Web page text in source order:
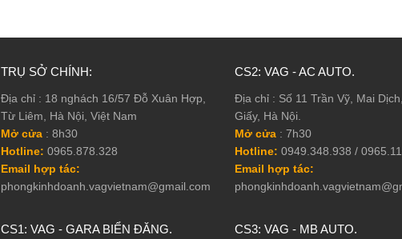
TRỤ SỞ CHÍNH:
Địa chỉ : 18 nghách 16/57 Đỗ Xuân Hợp,
Từ Liêm, Hà Nội, Việt Nam
Mở cửa: 8h30
Hotline: 0965.878.328
Email hợp tác:
phongkinhdoanh.vagvietnam@gmail.com
CS1: VAG - GARA BIỂN ĐĂNG.
CS2: VAG - AC AUTO.
Địa chỉ : Số 11 Trần Vỹ, Mai
Giấy, Hà Nội.
Mở cửa : 7h30
Hotline: 0949.348.938 /
Email hợp tác:
CS3: VAG - MB AUTO.